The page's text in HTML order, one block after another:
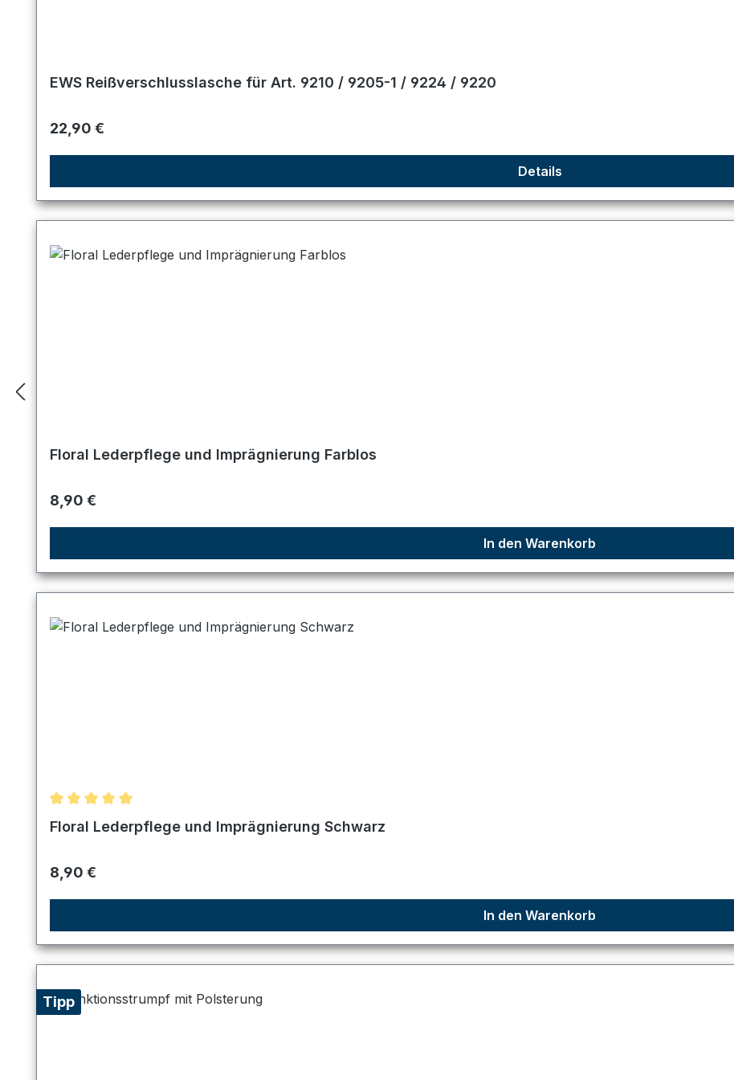
EWS Reißverschlusslasche für Art. 9210 / 9205-1 / 9224 / 9220
Regulärer Preis:
22,90 €
Details
Floral Lederpflege und Imprägnierung Farblos
Regulärer Preis:
8,90 €
In den Warenkorb
Durchschnittliche Bewertung von 5 von 5 Sternen
Floral Lederpflege und Imprägnierung Schwarz
Regulärer Preis:
8,90 €
In den Warenkorb
Tipp